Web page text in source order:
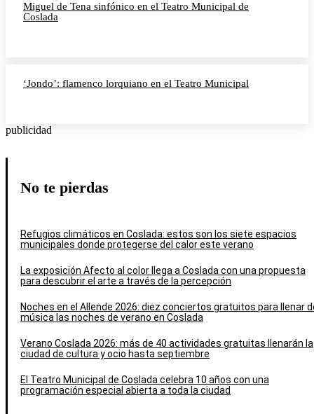
Miguel de Tena sinfónico en el Teatro Municipal de
Coslada
‘Jondo’: flamenco lorquiano en el Teatro Municipal
publicidad
No te pierdas
Refugios climáticos en Coslada: estos son los siete espacios
municipales donde protegerse del calor este verano
La exposición Afecto al color llega a Coslada con una propuesta
para descubrir el arte a través de la percepción
Noches en el Allende 2026: diez conciertos gratuitos para llenar
música las noches de verano en Coslada
Verano Coslada 2026: más de 40 actividades gratuitas llenarán la
ciudad de cultura y ocio hasta septiembre
El Teatro Municipal de Coslada celebra 10 años con una
programación especial abierta a toda la ciudad